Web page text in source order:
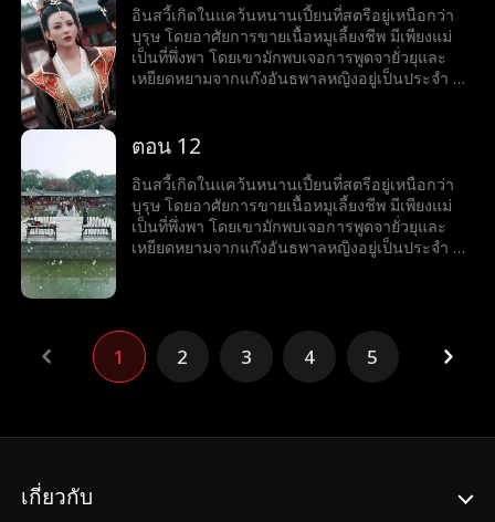
วิทยายุทธ์ลับหลังแม่ เพื่อทำให้ปณิธานที่หวังไว้เป็น
จริง อินสวี้ไม่สนใจที่แม่คัดค้านการเข้าร่วมงาน
ชุมนุมเทพนักรบ ทว่าเขากลับเริ่มเข้าใกล้ชาติ
กำเนิดของตัวเองที่ลานเทพนักรบทีละนิด...
อินสวี้เกิดในแคว้นหนานเปี้ยนที่สตรีอยู่เหนือกว่า
บุรุษ โดยอาศัยการขายเนื้อหมูเลี้ยงชีพ มีเพียงแม่
เป็นที่พึ่งพา โดยเขามักพบเจอการพูดจายั่วยุและ
เหยียดหยามจากแก๊งอันธพาลหญิงอยู่เป็นประจำ จึง
ฝึกฝนวิทยายุทธ์ แต่อินสวี้กลับมีใจที่อยากออกทัพไป
วิทยายุทธ์ลับหลังแม่ เพื่อทำให้ปณิธานที่หวังไว้เป็น
จริง อินสวี้ไม่สนใจที่แม่คัดค้านการเข้าร่วมงาน
ชุมนุมเทพนักรบ ทว่าเขากลับเริ่มเข้าใกล้ชาติ
กำเนิดของตัวเองที่ลานเทพนักรบทีละนิด...
ตอน 12
อินสวี้เกิดในแคว้นหนานเปี้ยนที่สตรีอยู่เหนือกว่า
บุรุษ โดยอาศัยการขายเนื้อหมูเลี้ยงชีพ มีเพียงแม่
เป็นที่พึ่งพา โดยเขามักพบเจอการพูดจายั่วยุและ
เหยียดหยามจากแก๊งอันธพาลหญิงอยู่เป็นประจำ จึง
สังหารศัตรู และปกป้องแคว้น จึงมักจะแอบฝึกฝน
วิทยายุทธ์ลับหลังแม่ เพื่อทำให้ปณิธานที่หวังไว้เป็น
จริง อินสวี้ไม่สนใจที่แม่คัดค้านการเข้าร่วมงาน
1 2 3 4 5
เกี่ยวกับ